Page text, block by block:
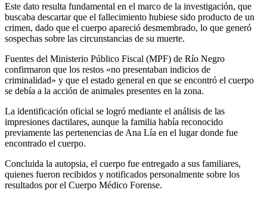
Este dato resulta fundamental en el marco de la investigación, que
buscaba descartar que el fallecimiento hubiese sido producto de un
crimen, dado que el cuerpo apareció desmembrado, lo que generó
sospechas sobre las circunstancias de su muerte.
Fuentes del Ministerio Público Fiscal (MPF) de Río Negro
confirmaron que los restos «no presentaban indicios de
criminalidad» y que el estado general en que se encontró el cuerpo
se debía a la acción de animales presentes en la zona.
La identificación oficial se logró mediante el análisis de las
impresiones dactilares, aunque la familia había reconocido
previamente las pertenencias de Ana Lía en el lugar donde fue
encontrado el cuerpo.
Concluida la autopsia, el cuerpo fue entregado a sus familiares,
quienes fueron recibidos y notificados personalmente sobre los
resultados por el Cuerpo Médico Forense.